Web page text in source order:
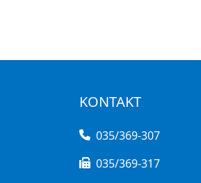
KONTAKT
035/369-307
035/369-317